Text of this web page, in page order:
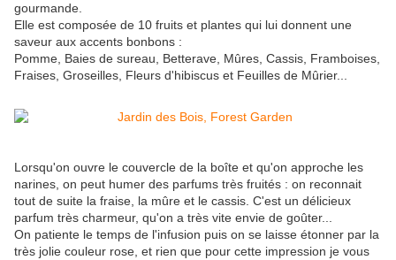
gourmande.
Elle est composée de 10 fruits et plantes qui lui donnent une
saveur aux accents bonbons :
Pomme, Baies de sureau, Betterave, Mûres, Cassis, Framboises,
Fraises, Groseilles, Fleurs d'hibiscus et Feuilles de Mûrier...
Lorsqu'on ouvre le couvercle de la boîte et qu'on approche les
narines, on peut humer des parfums très fruités : on reconnait
tout de suite la fraise, la mûre et le cassis. C'est un délicieux
parfum très charmeur, qu'on a très vite envie de goûter...
On patiente le temps de l'infusion puis on se laisse étonner par la
très jolie couleur rose, et rien que pour cette impression je vous